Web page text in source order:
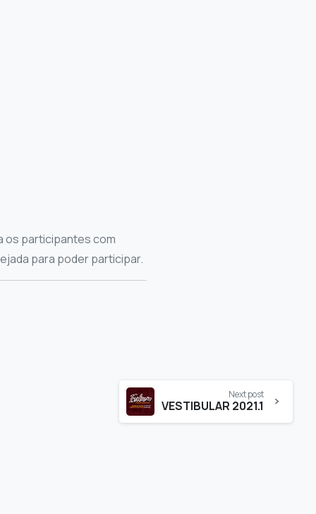
os participantes com
para poder participar.
Next post
VESTIBULAR 2021.1